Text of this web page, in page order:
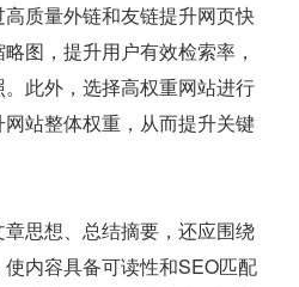
质量外链和友链提升网页快
图，提升用户有效检索率，
此外，选择高权重网站进行
站整体权重，从而提升关键
思想、总结摘要，还应围绕
内容具备可读性和SEO匹配